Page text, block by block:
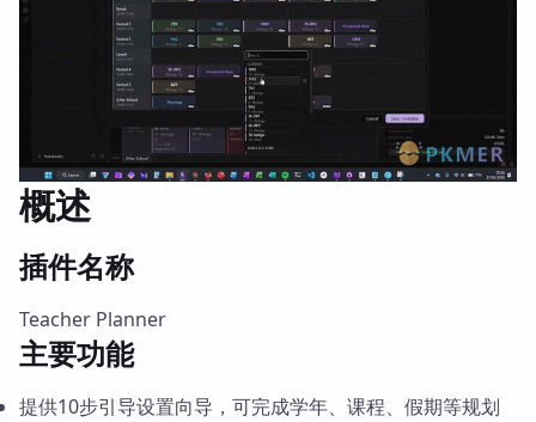
概述
插件名称
Teacher Planner
主要功能
提供10步引导设置向导，可完成学年、课程、假期等规划